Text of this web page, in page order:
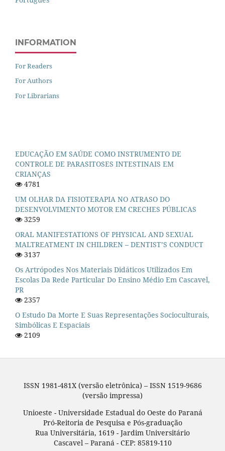
INFORMATION
For Readers
For Authors
For Librarians
EDUCAÇÃO EM SAÚDE COMO INSTRUMENTO DE
CONTROLE DE PARASITOSES INTESTINAIS EM
CRIANÇAS
4781
UM OLHAR DA FISIOTERAPIA NO ATRASO DO
DESENVOLVIMENTO MOTOR EM CRECHES PÚBLICAS
3259
ORAL MANIFESTATIONS OF PHYSICAL AND SEXUAL
MALTREATMENT IN CHILDREN – DENTIST’S CONDUCT
3137
Os Artrópodes Nos Materiais Didáticos Utilizados Em
Escolas Da Rede Particular Do Ensino Médio Em Cascavel,
PR
2357
O Estudo Da Morte E Suas Representações Socioculturais,
Simbólicas E Espaciais
2109
ISSN 1981-481X (versão eletrônica) – ISSN 1519-9686
(versão impressa)
Unioeste - Universidade Estadual do Oeste do Paraná
Pró-Reitoria de Pesquisa e Pós-graduação
Rua Universitária, 1619 - Jardim Universitário
Cascavel – Paraná - CEP: 85819-110